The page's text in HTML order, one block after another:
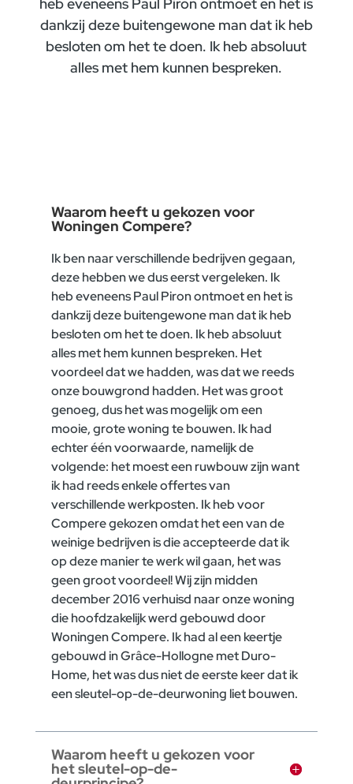
heb eveneens Paul Piron ontmoet en het is
dankzij deze buitengewone man dat ik heb
besloten om het te doen. Ik heb absoluut
alles met hem kunnen bespreken.
Waarom heeft u gekozen voor
Woningen Compere?
Ik ben naar verschillende bedrijven gegaan,
deze hebben we dus eerst vergeleken. Ik
heb eveneens Paul Piron ontmoet en het is
dankzij deze buitengewone man dat ik heb
besloten om het te doen. Ik heb absoluut
alles met hem kunnen bespreken. Het
voordeel dat we hadden, was dat we reeds
onze bouwgrond hadden. Het was groot
genoeg, dus het was mogelijk om een
mooie, grote woning te bouwen. Ik had
echter één voorwaarde, namelijk de
volgende: het moest een ruwbouw zijn want
ik had reeds enkele offertes van
verschillende werkposten. Ik heb voor
Compere gekozen omdat het een van de
weinige bedrijven is die accepteerde dat ik
op deze manier te werk wil gaan, het was
geen groot voordeel! Wij zijn midden
december 2016 verhuisd naar onze woning
die hoofdzakelijk werd gebouwd door
Woningen Compere. Ik had al een keertje
gebouwd in Grâce-Hollogne met Duro-
Home, het was dus niet de eerste keer dat ik
een sleutel-op-de-deurwoning liet bouwen.
Waarom heeft u gekozen voor
het sleutel-op-de-